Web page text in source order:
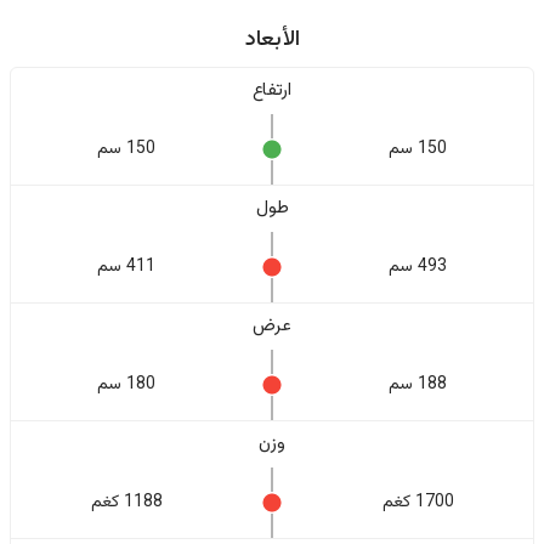
الأبعاد
ارتفاع
150 سم 150 سم
طول
493 سم 411 سم
عرض
188 سم 180 سم
وزن
1700 كغم 1188 كغم